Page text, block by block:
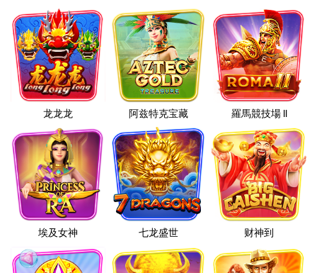
龙龙龙 阿兹特克宝藏 羅馬競技場 II
埃及女神 七龙盛世 财神到